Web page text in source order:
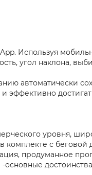
Используя
угол наклона,
автоматически
эффективно
уровня,
комплекте с беговой
продуманное